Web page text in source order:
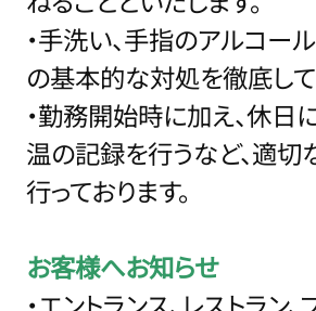
・手洗い、手指のアルコー
の基本的な対処を徹底して
・勤務開始時に加え、休日
温の記録を行うなど、適
行っております。
お客様へお知らせ